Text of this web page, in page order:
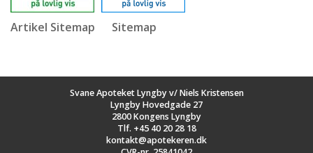
Artikel Sitemap Sitemap
Svane Apoteket Lyngby v/ Niels Kristensen
Lyngby Hovedgade 27
2800 Kongens Lyngby
Tlf. +45 40 20 28 18
kontakt@apotekeren.dk